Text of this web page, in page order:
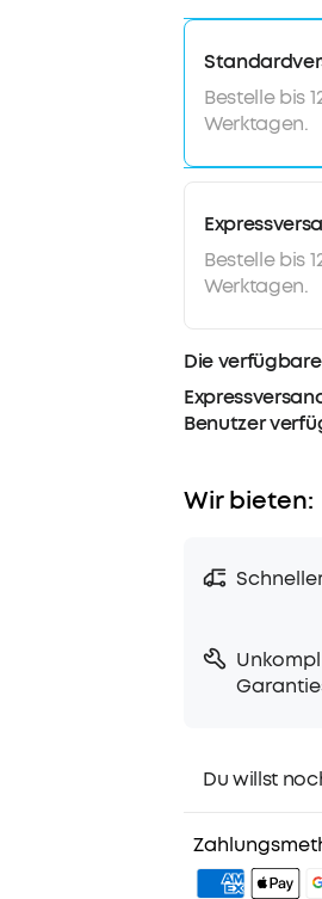
Bestelle bis
Werktagen.
Bestelle bis
Werktagen.
Die
Benutzer
Wir bieten:
Du willst
2. Mitglieder-
3.
4. Weitere